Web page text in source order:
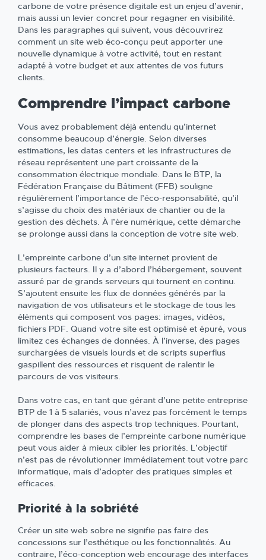
carbone de votre présence digitale est un enjeu d’avenir,
mais aussi un levier concret pour regagner en visibilité.
Dans les paragraphes qui suivent, vous découvrirez
comment un site web éco-conçu peut apporter une
nouvelle dynamique à votre activité, tout en restant
adapté à votre budget et aux attentes de vos futurs
clients.
Comprendre l’impact carbone
Vous avez probablement déjà entendu qu’internet
consomme beaucoup d’énergie. Selon diverses
estimations, les datas centers et les infrastructures de
réseau représentent une part croissante de la
consommation électrique mondiale. Dans le BTP, la
Fédération Française du Bâtiment (FFB) souligne
régulièrement l’importance de l’éco-responsabilité, qu’il
s’agisse du choix des matériaux de chantier ou de la
gestion des déchets. À l’ère numérique, cette démarche
se prolonge aussi dans la conception de votre site web.
L’empreinte carbone d’un site internet provient de
plusieurs facteurs. Il y a d’abord l’hébergement, souvent
assuré par de grands serveurs qui tournent en continu.
S’ajoutent ensuite les flux de données générés par la
navigation de vos utilisateurs et le stockage de tous les
éléments qui composent vos pages: images, vidéos,
fichiers PDF. Quand votre site est optimisé et épuré, vous
limitez ces échanges de données. À l’inverse, des pages
surchargées de visuels lourds et de scripts superflus
gaspillent des ressources et risquent de ralentir le
parcours de vos visiteurs.
Dans votre cas, en tant que gérant d’une petite entreprise
BTP de 1 à 5 salariés, vous n’avez pas forcément le temps
de plonger dans des aspects trop techniques. Pourtant,
comprendre les bases de l’empreinte carbone numérique
peut vous aider à mieux cibler les priorités. L’objectif
n’est pas de révolutionner immédiatement tout votre parc
informatique, mais d’adopter des pratiques simples et
efficaces.
Priorité à la sobriété
Créer un site web sobre ne signifie pas faire des
concessions sur l’esthétique ou les fonctionnalités. Au
contraire, l’éco-conception web encourage des interfaces